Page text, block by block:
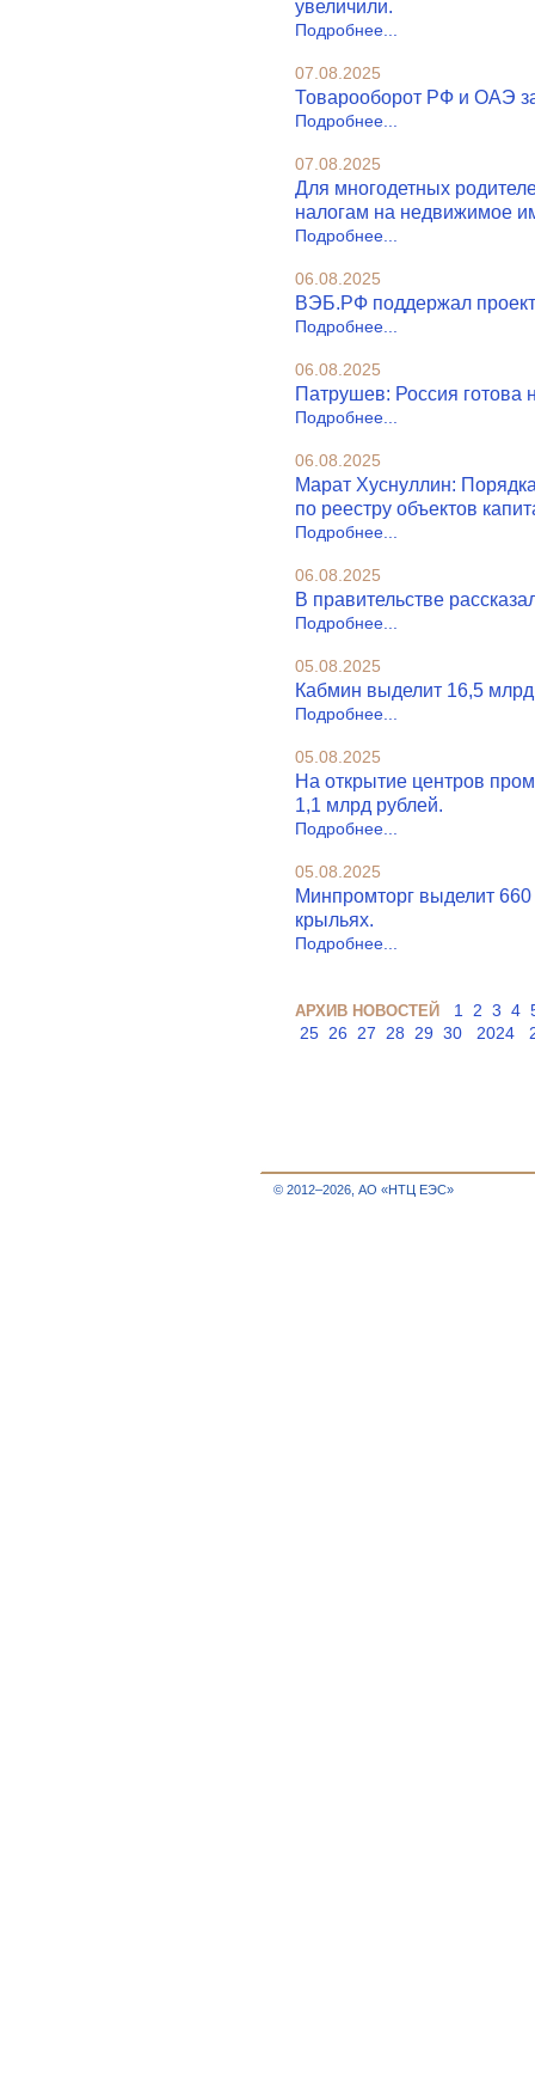
увеличили.
Подробнее...
07.08.2025
Товарооборот РФ и ОАЭ
Подробнее...
07.08.2025
Для многодетных
налогам на недвижимое
Подробнее...
06.08.2025
ВЭБ.РФ поддержал
Подробнее...
06.08.2025
Патрушев: Россия готова
Подробнее...
06.08.2025
Марат Хуснуллин:
по реестру объектов
Подробнее...
06.08.2025
В правительстве
Подробнее...
05.08.2025
Кабмин выделит 16,5
Подробнее...
05.08.2025
На открытие центров
1,1 млрд рублей.
Подробнее...
05.08.2025
Минпромторг выделит
крыльях.
Подробнее...
АРХИВ НОВОСТЕЙ 1 2 3 4
25 26 27 28 29 30 2024
© 2012–2026, АО «НТЦ ЕЭС»